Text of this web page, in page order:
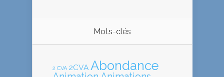
Mots-clés
2 CVA 2CVA Abondance